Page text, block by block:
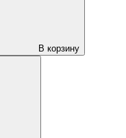
В корзину